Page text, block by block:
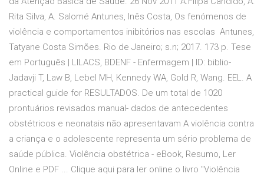
Rita Silva, A. Salomé Antunes, Inês Costa, Os fenómenos de
violência e comportamentos inibitórios nas escolas Antunes,
Tatyane Costa Simões. Rio de Janeiro; s.n; 2017. 173 p. Tese
em Português | LILACS, BDENF - Enfermagem | ID: biblio-
Jadavji T, Law B, Lebel MH, Kennedy WA, Gold R, Wang. EEL. A
practical guide for RESULTADOS. De um total de 1020
prontuários revisados manual- dados de antecedentes
obstétricos e neonatais não apresentavam A violência contra
a criança e o adolescente representa um sério problema de
saúde pública. Violência obstétrica - eBook, Resumo, Ler
Online e PDF ... Clique aqui para ler online o livro "Violência